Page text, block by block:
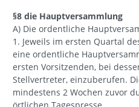
§8 die Hauptversammlung
A) Die ordentliche
1. Jeweils im ersten Quartal
eine ordentliche
ersten Vorsitzenden, bei
Stellvertreter, einzuberufen.
mindestens 2 Wochen zuvor